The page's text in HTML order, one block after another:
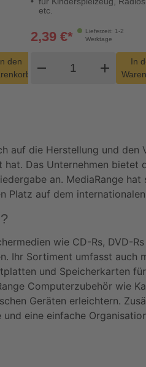
Menge
den
shopping_cart
etc.
Lieferzeit: 1-2
Werktage
2,39 €*
remove
Produkt
add
In
auf die Herstellung und den
Das Unternehmen
an. MediaRange hat
Platz auf dem
wie CD-Rs, DVD-
Ihr Sortiment umfasst auch
und Speicherkarten
Computerzubehör wie
Geräten erleichtern.
eine einfache